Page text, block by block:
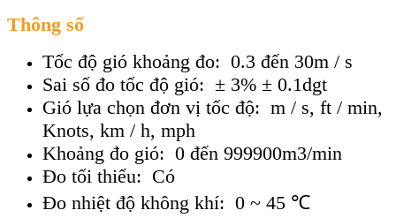
Thông số
Tốc độ gió khoảng đo: 0.3 đến 30m / s
Sai số đo tốc độ gió: ± 3% ± 0.1dgt
Gió lựa chọn đơn vị tốc độ: m / s, ft / min,
Knots, km / h, mph
Khoảng đo gió: 0 đến 999900m3/min
Đo tối thiểu: Có
Đo nhiệt độ không khí: 0 ~ 45 ℃